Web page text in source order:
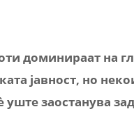
доминираат на
јавност, но
уште заостанува